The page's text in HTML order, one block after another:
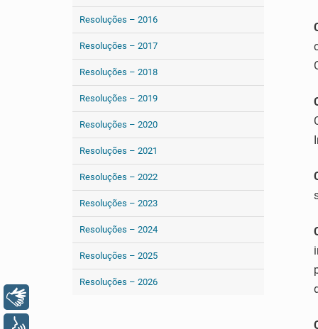
Resoluções – 2016
Resoluções – 2017
Resoluções – 2018
Resoluções – 2019
Resoluções – 2020
Resoluções – 2021
Resoluções – 2022
Resoluções – 2023
Resoluções – 2024
Resoluções – 2025
Resoluções – 2026